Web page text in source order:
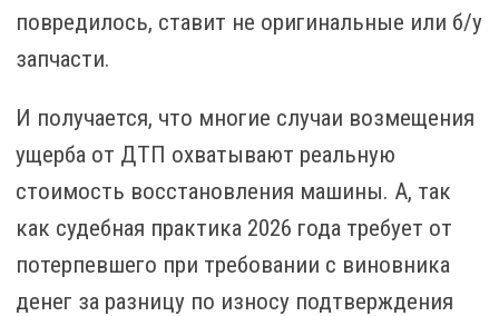
повредилось, ставит не оригинальные или б/у
запчасти.
И получается, что многие случаи возмещения
ущерба от ДТП охватывают реальную
стоимость восстановления машины. А, так
как судебная практика 2026 года требует от
потерпевшего при требовании с виновника
денег за разницу по износу подтверждения